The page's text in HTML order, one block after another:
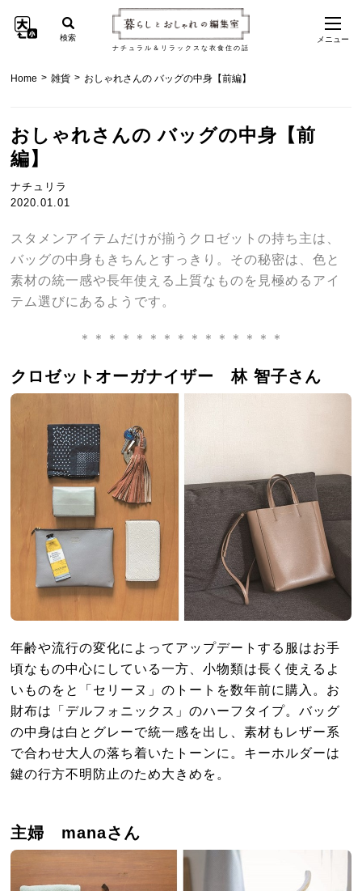
ナチュラル＆リラックスな衣食住の話
検索 メニュー
Home > 雑貨 > おしゃれさんの バッグの中身【前編】
おしゃれさんの バッグの中身【前
編】
ナチュリラ
2020.01.01
スタメンアイテムだけが揃うクロゼットの持ち主は、
バッグの中身もきちんとすっきり。その秘密は、色と
素材の統一感や長年使える上質なものを見極めるアイ
テム選びにあるようです。
＊＊＊＊＊＊＊＊＊＊＊＊＊＊＊
クロゼットオーガナイザー 林 智子さん
年齢や流行の変化によってアップデートする服はお手
頃なもの中心にしている一方、小物類は長く使えるよ
いものをと「セリーヌ」のトートを数年前に購入。お
財布は「デルフォニックス」のハーフタイプ。バッグ
の中身は白とグレーで統一感を出し、素材もレザー系
で合わせ大人の落ち着いたトーンに。キーホルダーは
鍵の行方不明防止のため大きめを。
主婦 manaさん